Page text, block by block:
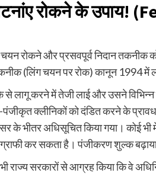
रोकने के उपाय! (
रोकने और प्रसवपूर्व निदान तकनीक
(लिंग चयन पर रोक) कानून 1994
से लागू करने में तेजी लाई और उसने
क्लीनिकों को दंडित करने के
के भीतर अधिसूचित किया गया। कोई
कर सकता है। पंजीकरण शुल्क
राज्य सरकारों से आग्रह किया कि वे